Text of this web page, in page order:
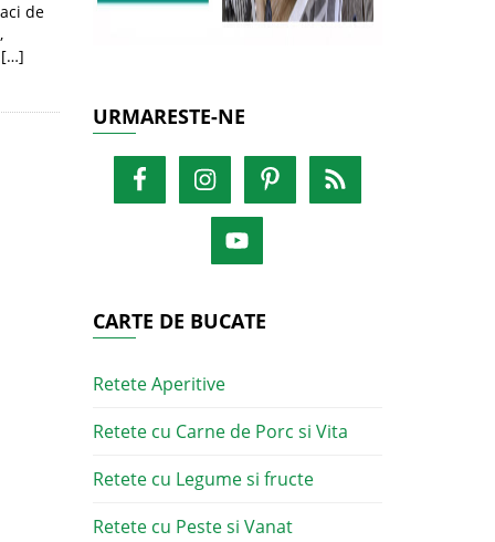
de
[…]
URMARESTE-NE
CARTE DE BUCATE
Retete Aperitive
Retete cu Carne de Porc si Vita
Retete cu Legume si fructe
Retete cu Peste si Vanat